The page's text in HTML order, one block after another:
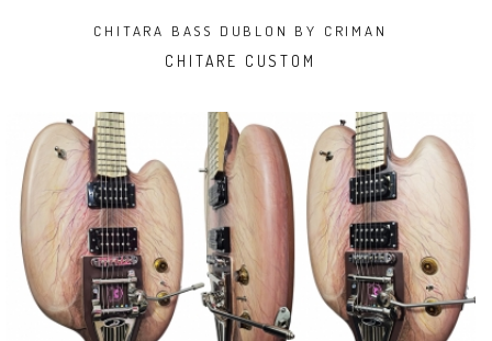
CHITARA BASS DUBLON BY CRIMAN
CHITARE CUSTOM